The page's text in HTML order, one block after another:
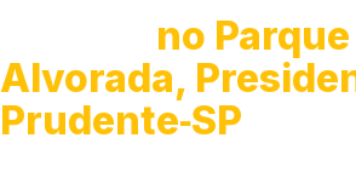
no
Alvorada,
Prudente‑SP